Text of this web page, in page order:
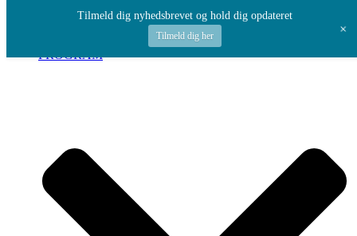
Spring til indhold
PROGRAM
Tilmeld dig nyhedsbrevet og hold dig opdateret
Tilmeld dig her +